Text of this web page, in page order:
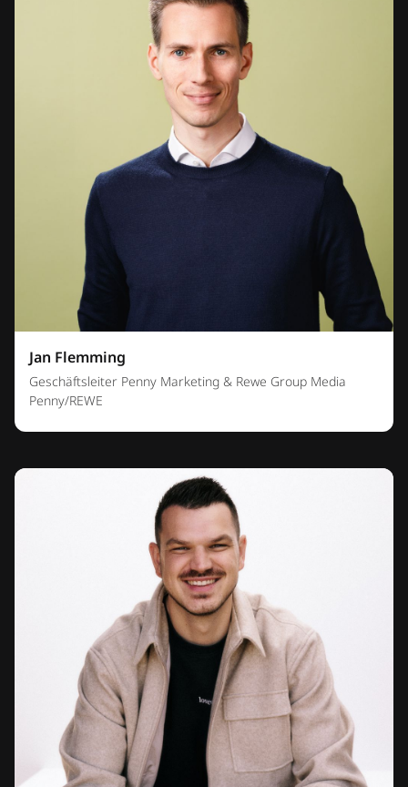
Jan Flemming
Geschäftsleiter Penny Marketing & Rewe Group Media
Penny/REWE